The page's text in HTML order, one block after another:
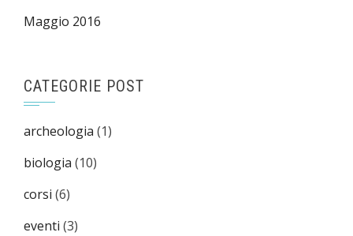
Maggio 2016
CATEGORIE POST
archeologia (1)
biologia (10)
corsi (6)
eventi (3)